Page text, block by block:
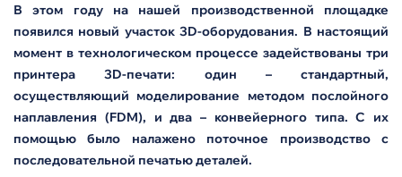
В этом году на нашей производственной площадке
появился новый участок 3D-оборудования. В настоящий
момент в технологическом процессе задействованы три
принтера 3D-печати: один – стандартный,
осуществляющий моделирование методом послойного
наплавления (FDM), и два – конвейерного типа. С их
помощью было налажено поточное производство с
последовательной печатью деталей.